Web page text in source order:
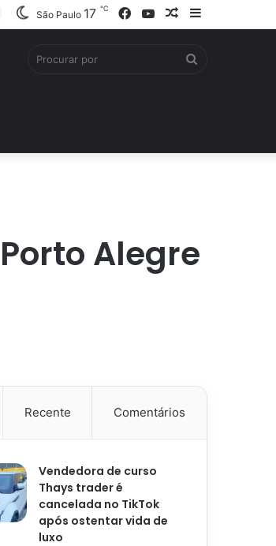
Barra
Artigo
YouTube
Facebook
São Paulo 17 ℃
Alegre
Recente Comentários
Vendedora de curso
Thays trader é
cancelada no TikTok
após ostentar vida de
luxo